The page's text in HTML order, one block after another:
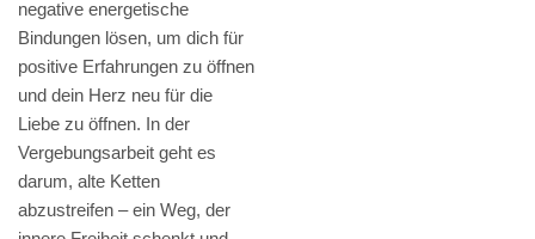
negative energetische
Bindungen lösen, um dich für
positive Erfahrungen zu öffnen
und dein Herz neu für die
Liebe zu öffnen. In der
Vergebungsarbeit geht es
darum, alte Ketten
abzustreifen – ein Weg, der